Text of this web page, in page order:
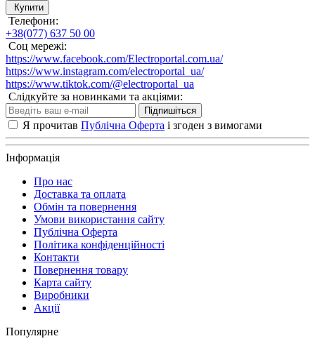
Купити
Телефони:
+38(077) 637 50 00
Соц мережі:
https://www.facebook.com/Electroportal.com.ua/
https://www.instagram.com/electroportal_ua/
https://www.tiktok.com/@electroportal_ua
Слідкуйте за новинками та акціями:
Підпишіться
Я прочитав Публічна Оферта і згоден з вимогами
Інформація
Про нас
Доставка та оплата
Обмін та повернення
Умови використання сайту
Публічна Оферта
Політика конфіденційності
Контакти
Повернення товару
Карта сайту
Виробники
Акції
Популярне